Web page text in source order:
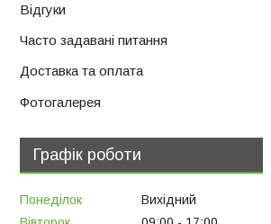
Відгуки
Часто задавані питання
Доставка та оплата
Фотогалерея
Графік роботи
Понеділок
Вихідний